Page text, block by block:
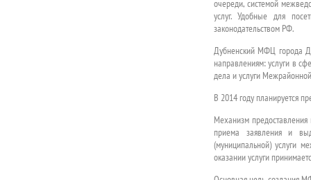
очереди, системой
услуг. Удобные для
законодательством РФ.
Дубненский МФЦ города
направлениям: услуги в
дела и услуги
В 2014 году планируется
Механизм
приема заявления и
(муниципальной) услуги
оказании услуги